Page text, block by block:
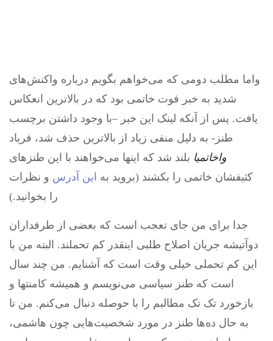
واما مطلب دومی که می‌خواهم بگویم درباره واکنش‌های
شدید به خبر فوت خاتمی بود که در بالاترین انعکاس
یافت. پس از آنکه لینک این خبر –با وجود داشتن برچسب
طنز- به دلیل منفی زیاد از بالاترین حذف شد، فریاد
واخاتمیا بلند شد که اینها می‌خواهند با این طنزهای
کثیفشان خاتمی را بکشند (بروید به این آدرس و نظرات
جدا برای من جای تعجب است که بعضی از طرفداران
دوآتیشه جریان اصلاح طلبی اینقدر کم تحملند. البته من با
این کم تحملی خیلی وقت است که آشنایم. من چند سال
است که طنز سیاسی می‌نویسم و همیشه کامنتها و
بازخورد تک تک مطالبم را با حوصله دنبال می‌کنم. من تا
به حال ده‌ها طنز در مورد شخصیت‌هایی چون هاشمی،